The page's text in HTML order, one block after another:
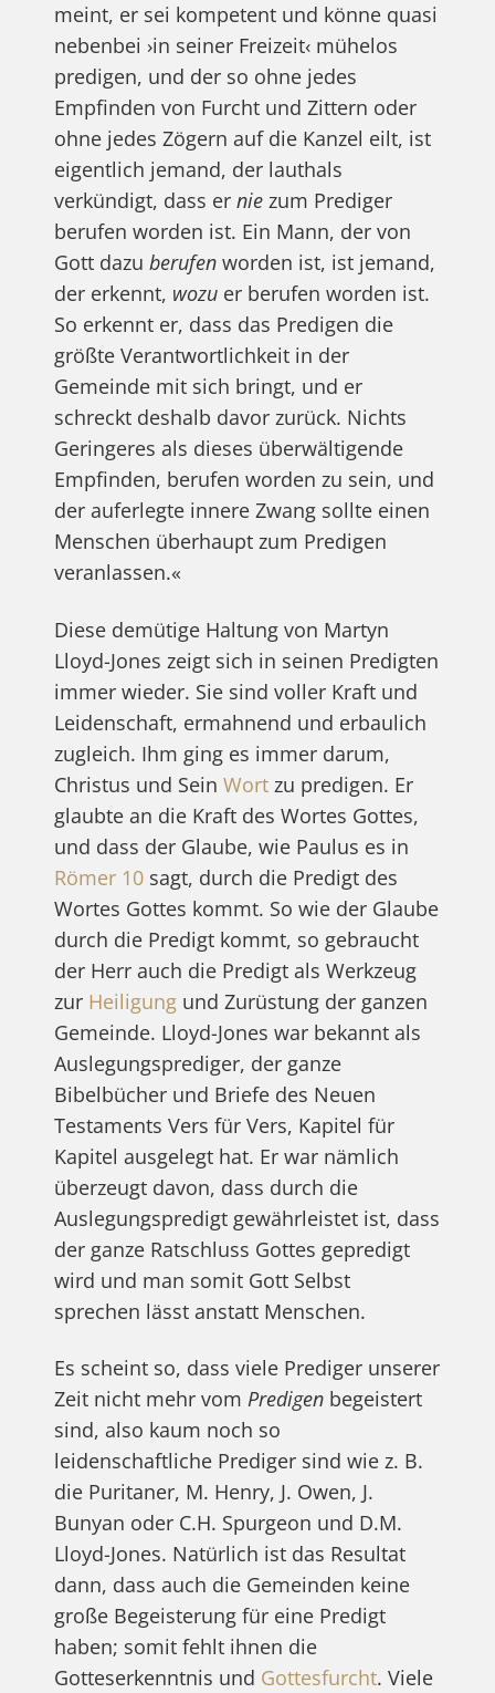
meint, er sei kompetent und könne quasi
nebenbei ›in seiner Freizeit‹ mühelos
predigen, und der so ohne jedes
Empfinden von Furcht und Zittern oder
ohne jedes Zögern auf die Kanzel eilt, ist
eigentlich jemand, der lauthals
verkündigt, dass er niezum Prediger
berufen worden ist. Ein Mann, der von
Gott dazu berufenworden ist, ist jemand,
der erkennt, wozuer berufen worden ist.
So erkennt er, dass das Predigen die
größte Verantwortlichkeit in der
Gemeinde mit sich bringt, und er
schreckt deshalb davor zurück. Nichts
Geringeres als dieses überwältigende
Empfinden, berufen worden zu sein, und
der auferlegte innere Zwang sollte einen
Menschen überhaupt zum Predigen
veranlassen.«
Diese demütige Haltung von Martyn
Lloyd-Jones zeigt sich in seinen Predigten
immer wieder. Sie sind voller Kraft und
Leidenschaft, ermahnend und erbaulich
zugleich. Ihm ging es immer darum,
Christus und Sein Wortzu predigen. Er
glaubte an die Kraft des Wortes Gottes,
und dass der Glaube, wie Paulus es in
Römer 10sagt, durch die Predigt des
Wortes Gottes kommt. So wie der Glaube
durch die Predigt kommt, so gebraucht
der Herr auch die Predigt als Werkzeug
zur Heiligungund Zurüstung der ganzen
Gemeinde. Lloyd-Jones war bekannt als
Auslegungsprediger, der ganze
Bibelbücher und Briefe des Neuen
Testaments Vers für Vers, Kapitel für
Kapitel ausgelegt hat. Er war nämlich
überzeugt davon, dass durch die
Auslegungspredigt gewährleistet ist, dass
der ganze Ratschluss Gottes gepredigt
wird und man somit Gott Selbst
sprechen lässt anstatt Menschen.
Es scheint so, dass viele Prediger unserer
Zeit nicht mehr vom Predigenbegeistert
sind, also kaum noch so
leidenschaftliche Prediger sind wie z. B.
die Puritaner, M. Henry, J. Owen, J.
Bunyan oder C.H. Spurgeon und D.M.
Lloyd-Jones. Natürlich ist das Resultat
dann, dass auch die Gemeinden keine
große Begeisterung für eine Predigt
haben; somit fehlt ihnen die
Gotteserkenntnis und Gottesfurcht. Viele